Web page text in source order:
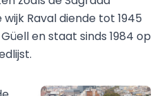
Raval diende tot 1945
en staat sinds 1984 op